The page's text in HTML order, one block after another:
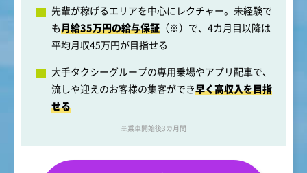
先輩が稼げるエリアを中心にレクチャー。未経験で
も月給35万円の給与保証（※）で、4カ月目以降は
平均月収45万円が目指せる
大手タクシーグループの専用乗場やアプリ配車で、
流しや迎えのお客様の集客ができ早く高収入を目指
せる
※乗車開始後3カ月間